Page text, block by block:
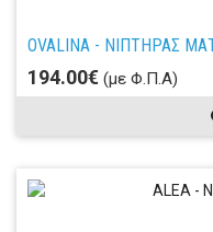
OVALINA - ΝΙΠΤΗΡΑΣ
194.00€ (με Φ.Π.Α)